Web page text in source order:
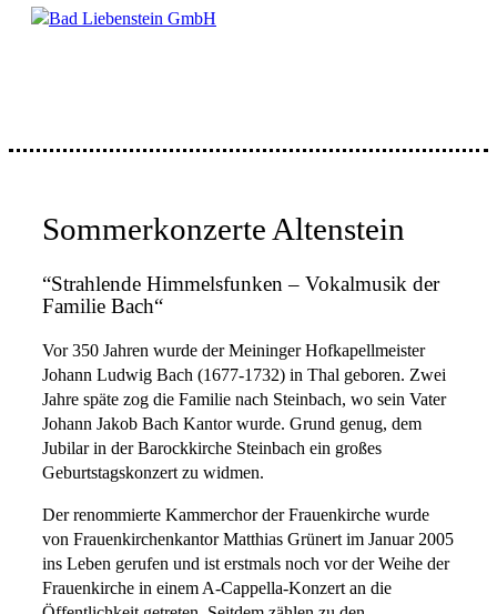
Bad Liebenstein GmbH
Sommerkonzerte Altenstein
“Strahlende Himmelsfunken – Vokalmusik der
Familie Bach“
Vor 350 Jahren wurde der Meininger Hofkapellmeister
Johann Ludwig Bach (1677-1732) in Thal geboren. Zwei
Jahre späte zog die Familie nach Steinbach, wo sein Vater
Johann Jakob Bach Kantor wurde. Grund genug, dem
Jubilar in der Barockkirche Steinbach ein großes
Geburtstagskonzert zu widmen.
Der renommierte Kammerchor der Frauenkirche wurde
von Frauenkirchenkantor Matthias Grünert im Januar 2005
ins Leben gerufen und ist erstmals noch vor der Weihe der
Frauenkirche in einem A-Cappella-Konzert an die